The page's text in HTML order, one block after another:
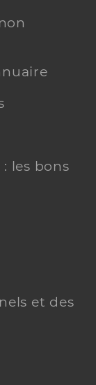
les bons
et des